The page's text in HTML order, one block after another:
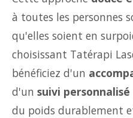
à toutes les personnes
qu'elles soient en
choisissant Tatérapi
bénéficiez d'un
d'un suivi personnalisé
du poids durablement